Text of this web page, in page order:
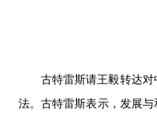
古特雷斯请王毅转达
法。古特雷斯表示，发展